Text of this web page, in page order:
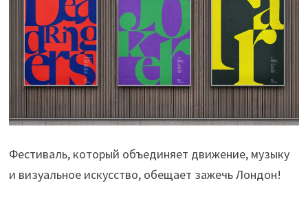
Фестиваль, который объединяет движение, музыку
и визуальное искусство, обещает зажечь Лондон!